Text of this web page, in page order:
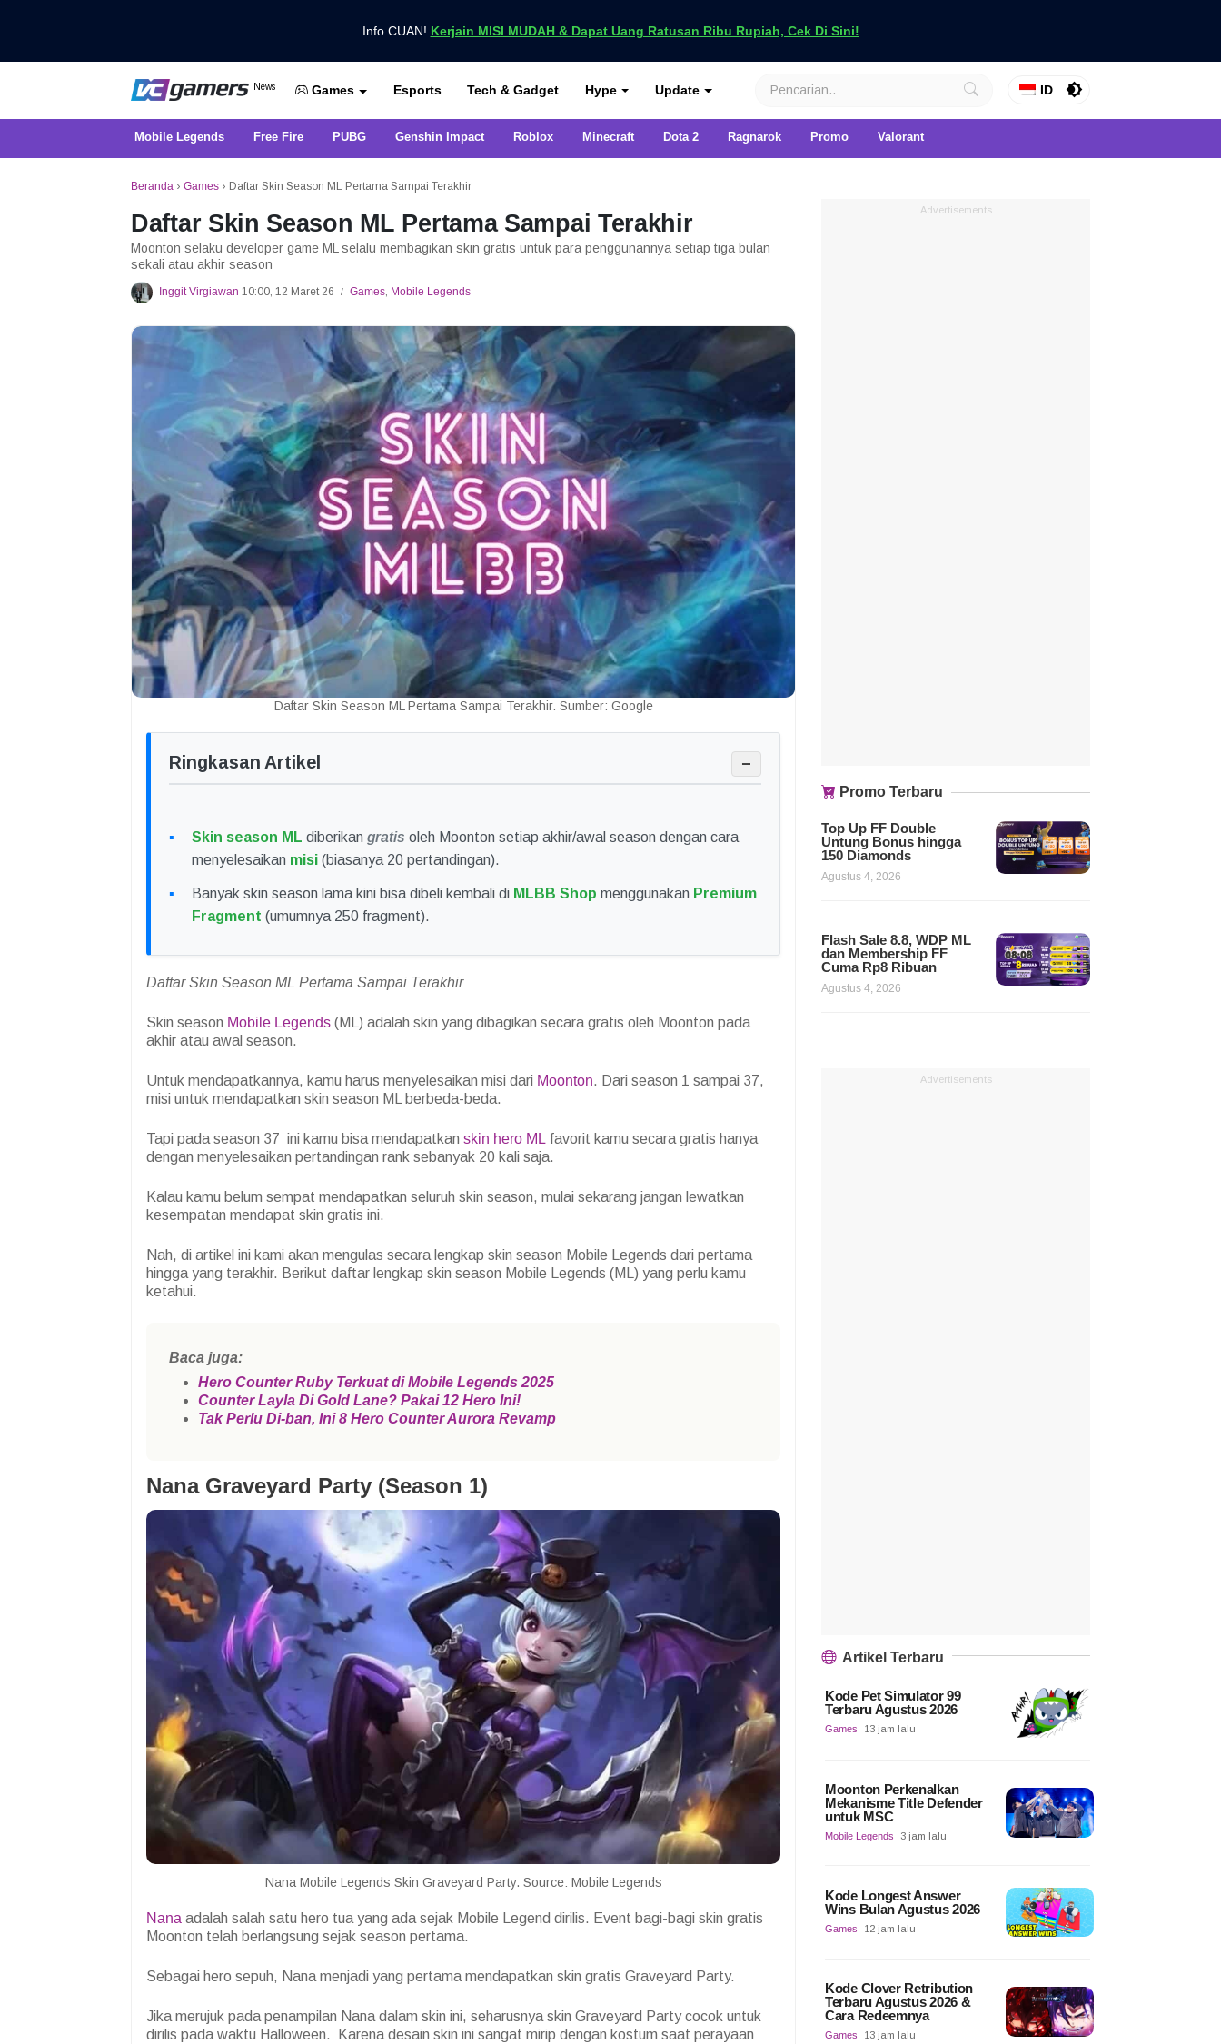
Info CUAN! Kerjain MISI MUDAH & Dapat Uang Ratusan Ribu Rupiah, Cek Di Sini!
VCGamers News
News
Dapatkan Berita Games Terbaru Hanya di VCGamers
Games Esports Tech & Gadget Hype Update ID
Mobile Legends Free Fire PUBG Genshin Impact Roblox Minecraft Dota 2 Ragnarok Promo Valorant
Beranda › Games › Daftar Skin Season ML Pertama Sampai Terakhir
Daftar Skin Season ML Pertama Sampai Terakhir
Moonton selaku developer game ML selalu membagikan skin gratis untuk para penggunannya setiap tiga bulan
sekali atau akhir season
Inggit Virgiawan 10:00, 12 Maret 26 / Games, Mobile Legends
Daftar Skin Season ML Pertama Sampai Terakhir. Sumber: Google
Ringkasan Artikel −
Skin season ML diberikan gratis oleh Moonton setiap akhir/awal season dengan cara
menyelesaikan misi (biasanya 20 pertandingan).
Banyak skin season lama kini bisa dibeli kembali di MLBB Shop menggunakan Premium
Fragment (umumnya 250 fragment).
Daftar Skin Season ML Pertama Sampai Terakhir
Skin season Mobile Legends (ML) adalah skin yang dibagikan secara gratis oleh Moonton pada
akhir atau awal season.
Untuk mendapatkannya, kamu harus menyelesaikan misi dari Moonton. Dari season 1 sampai 37,
misi untuk mendapatkan skin season ML berbeda-beda.
Tapi pada season 37 ini kamu bisa mendapatkan skin hero ML favorit kamu secara gratis hanya
dengan menyelesaikan pertandingan rank sebanyak 20 kali saja.
Kalau kamu belum sempat mendapatkan seluruh skin season, mulai sekarang jangan lewatkan
kesempatan mendapat skin gratis ini.
Nah, di artikel ini kami akan mengulas secara lengkap skin season Mobile Legends dari pertama
hingga yang terakhir. Berikut daftar lengkap skin season Mobile Legends (ML) yang perlu kamu
ketahui.
Baca juga:
Hero Counter Ruby Terkuat di Mobile Legends 2025
Counter Layla Di Gold Lane? Pakai 12 Hero Ini!
Tak Perlu Di-ban, Ini 8 Hero Counter Aurora Revamp
Nana Graveyard Party (Season 1)
Nana Mobile Legends Skin Graveyard Party. Source: Mobile Legends
Nana adalah salah satu hero tua yang ada sejak Mobile Legend dirilis. Event bagi-bagi skin gratis
Moonton telah berlangsung sejak season pertama.
Sebagai hero sepuh, Nana menjadi yang pertama mendapatkan skin gratis Graveyard Party.
Jika merujuk pada penampilan Nana dalam skin ini, seharusnya skin Graveyard Party cocok untuk
dirilis pada waktu Halloween.
Karena desain skin ini sangat mirip dengan kostum saat perayaan
Advertisements
Promo Terbaru
Top Up FF Double
Untung Bonus hingga
150 Diamonds
Agustus 4, 2026
Flash Sale 8.8, WDP ML
dan Membership FF
Cuma Rp8 Ribuan
Agustus 4, 2026
Advertisements
Artikel Terbaru
Kode Pet Simulator 99
Terbaru Agustus 2026
Games 13 jam lalu
Moonton Perkenalkan
Mekanisme Title Defender
untuk MSC
Mobile Legends 3 jam lalu
Kode Longest Answer
Wins Bulan Agustus 2026
Games 12 jam lalu
Kode Clover Retribution
Terbaru Agustus 2026 &
Cara Redeemnya
Games 13 jam lalu